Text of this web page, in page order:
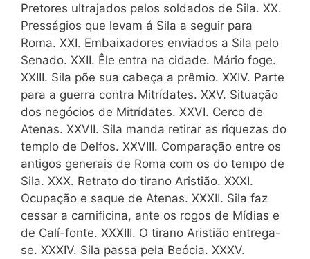
Pretores ultrajados pelos soldados de Sila. XX.
Presságios que levam á Sila a seguir para
Roma. XXI. Embaixadores enviados a Sila pelo
Senado. XXII. Êle entra na cidade. Mário foge.
XXIII. Sila põe sua cabeça a prêmio. XXIV. Parte
para a guerra contra Mitrídates. XXV. Situação
dos negócios de Mitrídates. XXVI. Cerco de
Atenas. XXVII. Sila manda retirar as riquezas do
templo de Delfos. XXVIII. Comparação entre os
antigos generais de Roma com os do tempo de
Sila. XXX. Retrato do tirano Aristião. XXXI.
Ocupação e saque de Atenas. XXXII. Sila faz
cessar a carnificina, ante os rogos de Mídias e
de Calí-fonte. XXXIII. O tirano Aristião entrega-
se. XXXIV. Sila passa pela Beócia. XXXV.